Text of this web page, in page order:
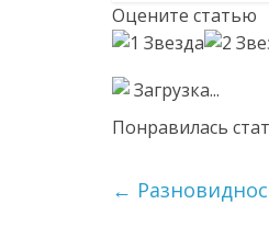
Оцените статью
Загрузка...
Понравилась
←